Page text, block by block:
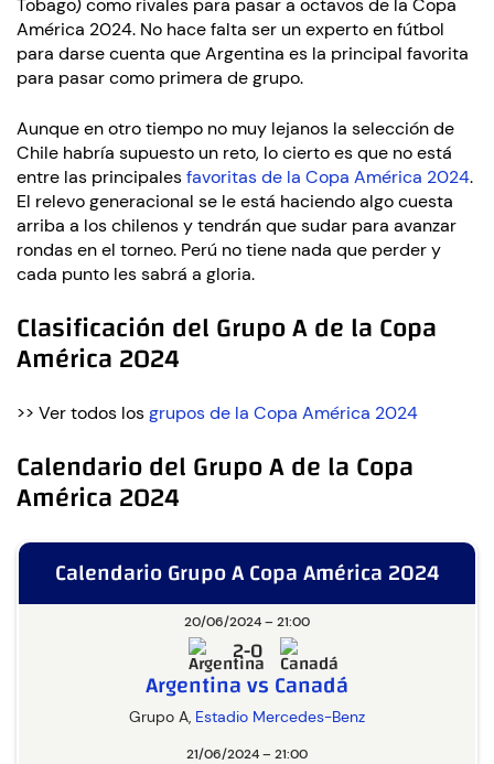
Tobago) como rivales para pasar a octavos de la Copa
América 2024. No hace falta ser un experto en fútbol
para darse cuenta que Argentina es la principal favorita
para pasar como primera de grupo.
Aunque en otro tiempo no muy lejanos la selección de
Chile habría supuesto un reto, lo cierto es que no está
entre las principalesfavoritas de la Copa América 2024.
El relevo generacional se le está haciendo algo cuesta
arriba a los chilenos y tendrán que sudar para avanzar
rondas en el torneo. Perú no tiene nada que perder y
cada punto les sabrá a gloria.
Clasificación del Grupo A de la Copa
América 2024
>> Ver todos losgrupos de la Copa América 2024
Calendario del Grupo A de la Copa
América 2024
Calendario Grupo A Copa América 2024
20/06/2024 – 21:00
Grupo A, Estadio Mercedes-Benz
2-0
Argentina vs Canadá
21/06/2024 – 21:00